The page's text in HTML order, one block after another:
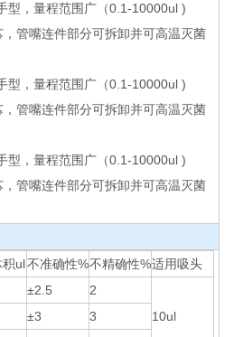
型，量程范围广（0.1-10000ul )
，管嘴连件部分可拆卸并可高温灭菌
型，量程范围广（0.1-10000ul )
管嘴连件部分可拆卸并可高温灭菌
型，量程范围广（0.1-10000ul )
管嘴连件部分可拆卸并可高温灭菌
积ul不准确性%不精确性%适用吸头
±2.5
2
10ul
±3
3